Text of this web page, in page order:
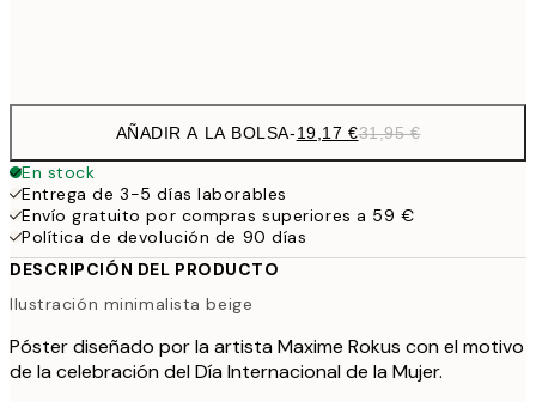
AÑADIR A LA BOLSA-19,17 €31,95 €
En stock
Entrega de 3-5 días laborables
Envío gratuito por compras superiores a 59 €
Política de devolución de 90 días
DESCRIPCIÓN DEL PRODUCTO
Ilustración minimalista beige
Póster diseñado por la artista Maxime Rokus con el motivo
de la celebración del Día Internacional de la Mujer.